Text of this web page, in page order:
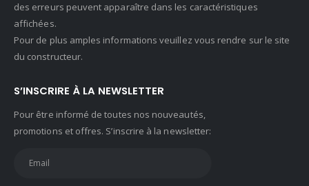
des erreurs peuvent apparaître dans les caractéristiques
affichées.
Pour de plus amples informations veuillez vous rendre sur le site
du constructeur.
S’INSCRIRE À LA NEWSLETTER
Pour être informé de toutes nos nouveautés,
promotions et offres. S’inscrire à la newsletter: